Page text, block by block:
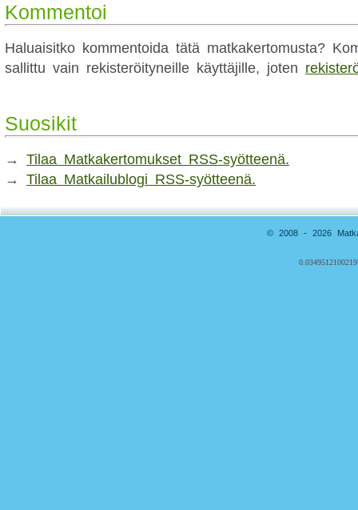
Kommentoi
Haluaisitko kommentoida tätä matkakertomusta?
sallittu vain rekisteröityneille käyttäjille, joten
Suosikit
→ Tilaa Matkakertomukset RSS-syötteenä.
→ Tilaa Matkailublogi RSS-syötteenä.
© 2008 - 2026